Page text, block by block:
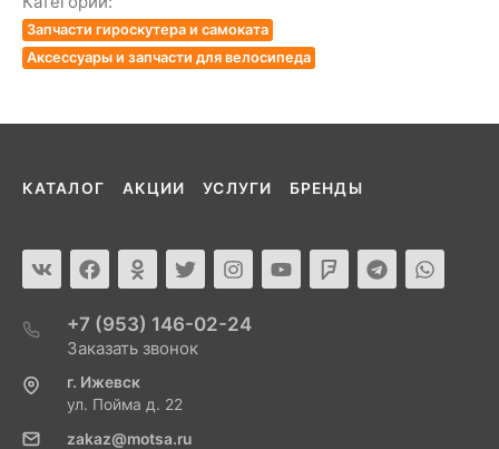
Запчасти гироскутера и самоката
Аксессуары и запчасти для велосипеда
КАТАЛОГ АКЦИИ УСЛУГИ БРЕНДЫ
+7 (953) 146-02-24
Заказать звонок
г. Ижевск
ул. Пойма д. 22
zakaz@motsa.ru